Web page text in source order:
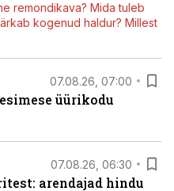
remondikava? Mida tuleb
kogenud haldur? Millest
07.08.26, 07:00
üürikodu
07.08.26, 06:30
arendajad hindu